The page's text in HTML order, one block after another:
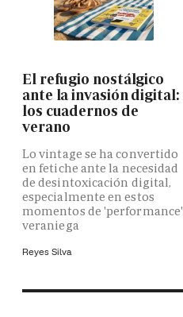
El refugio nostálgico
ante la invasión digital:
los cuadernos de
verano
Lo vintage se ha convertido
en fetiche ante la necesidad
de desintoxicación digital,
especialmente en estos
momentos de 'performance'
veraniega
Reyes Silva